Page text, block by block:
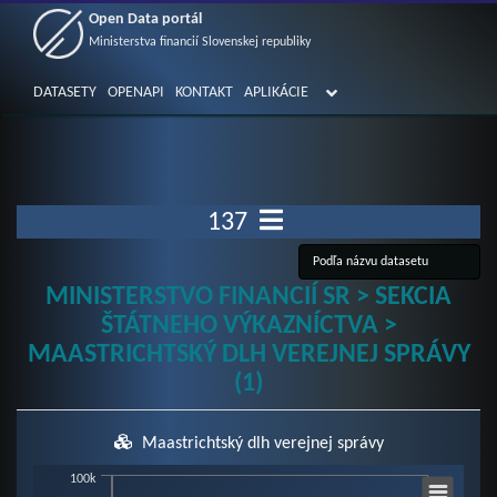
Open Data portál
Ministerstva financií Slovenskej republiky
DATASETY OPENAPI KONTAKT APLIKÁCIE
137
MINISTERSTVO FINANCIÍ SR > SEKCIA
ŠTÁTNEHO VÝKAZNÍCTVA >
MAASTRICHTSKÝ DLH VEREJNEJ SPRÁVY
(1)
Maastrichtský dlh verejnej správy
Chart100k